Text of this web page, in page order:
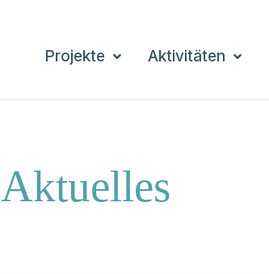
Projekte Aktivitäten
Aktuelles